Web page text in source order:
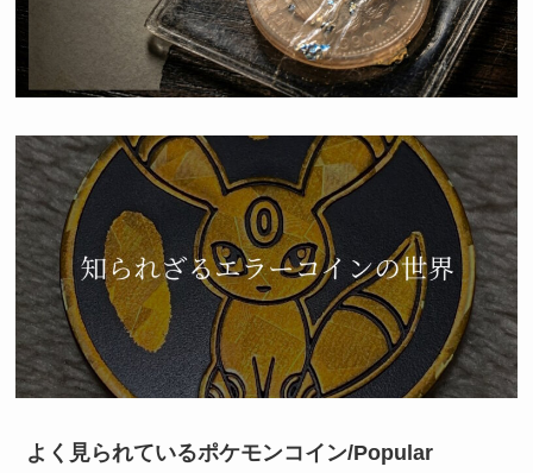
よく見られているポケモンコイン/Popular